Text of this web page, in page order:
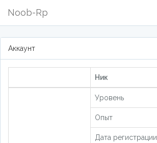
Noob-Rp
Аккаунт
Ник
Уровень
Опыт
Дата регистрации